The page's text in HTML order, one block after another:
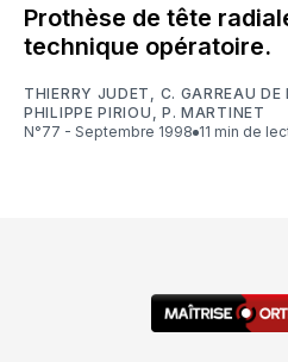
Prothèse de tête
technique opératoire.
THIERRY JUDET , C. GARREAU DE
PHILIPPE PIRIOU , P. MARTINET
N°77 - Septembre 1998
11 min de